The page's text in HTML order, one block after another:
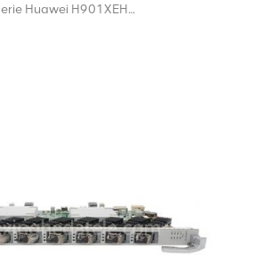
Optisches Modul Der Serie Huawei H901XEHD 03023APB MA5800